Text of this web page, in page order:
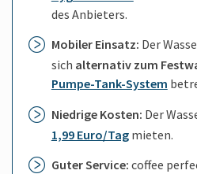
des Anbieters.
Mobiler Einsatz: Der
sich alternativ zum
Pumpe-Tank-System
Niedrige Kosten: Der
1,99 Euro/Tagmieten.
Guter Service: coffee